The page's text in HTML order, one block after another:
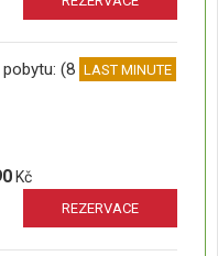
pobytu: (8 dní)LAST MINUTE
Kč
REZERVACE